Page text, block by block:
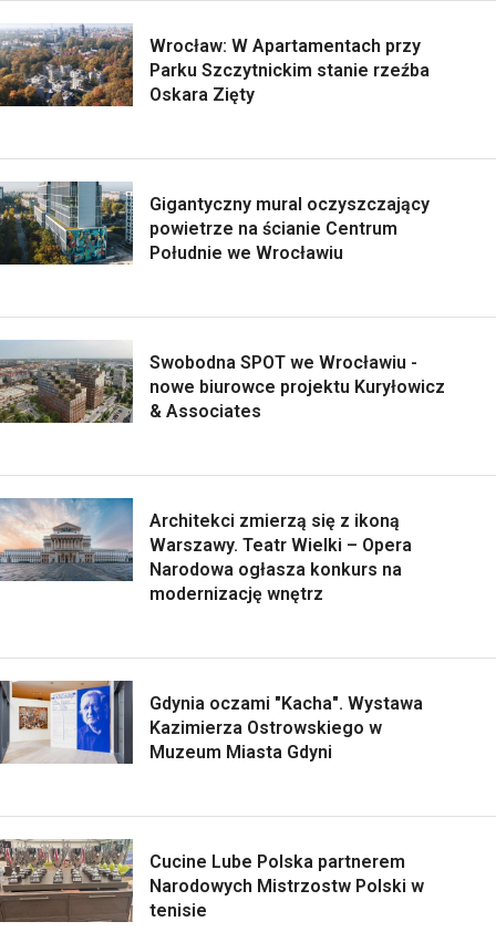
Wrocław: W Apartamentach przy
Parku Szczytnickim stanie rzeźba
Oskara Zięty
Gigantyczny mural oczyszczający
powietrze na ścianie Centrum
Południe we Wrocławiu
Swobodna SPOT we Wrocławiu -
nowe biurowce projektu Kuryłowicz
& Associates
Architekci zmierzą się z ikoną
Warszawy. Teatr Wielki – Opera
Narodowa ogłasza konkurs na
modernizację wnętrz
Gdynia oczami "Kacha". Wystawa
Kazimierza Ostrowskiego w
Muzeum Miasta Gdyni
Cucine Lube Polska partnerem
Narodowych Mistrzostw Polski w
tenisie